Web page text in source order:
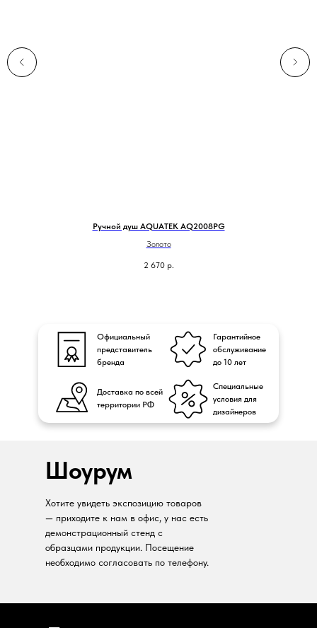
Ручной душ AQUATEK AQ2008PG
Золото
2 670 р.
Официальный
представитель
бренда
Доставка по всей
территории РФ
Гарантийное
обслуживание
до 10 лет
Специальные
условия для
дизайнеров
Шоурум
Хотите увидеть экспозицию товаров
— приходите к нам в офис, у нас есть
демонстрационный стенд с
образцами продукции. Посещение
необходимо согласовать по телефону.